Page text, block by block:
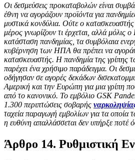
Οι δεσμεύσεις προκαταβολών είναι
έθνη να αγοράζουν προϊόντα για
μυστικά κονδύλια. Ούτε ο
μέρος γνωρίζουν τι έρχεται, αλλά μόλις
κατάσταση πανδημίας, τα συμβόλαια
κυβέρνηση των ΗΠΑ θα πρέπει να
κατασκευαστής. Η πανδημία της γρίπης
παρέχει ένα χρήσιμο παράδειγμα. Οι
οδήγησαν σε αγορές δεκάδων
Αμερική και την Ευρώπη για μια γρίπη
από το κανονικό. Το εμβόλιο GSK
1.300 περιπτώσεις σοβαρής
ταχεία παραγωγή εμβολίων για τα οποία
η ευθύνη απαλλάσσεται δεν υπήρξε ποτέ
Άρθρο 14. Ρυθμιστική